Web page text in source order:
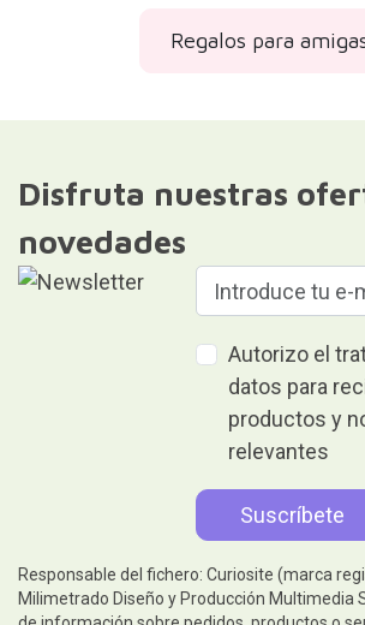
Regalos para
Disfruta nuestras
novedades
Autorizo el
datos para
productos y
relevantes
Responsable del fichero: Curiosite (marca
Milimetrado Diseño y Producción Multimedia